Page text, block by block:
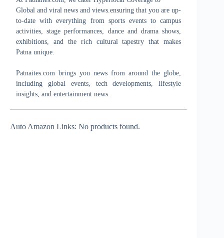
Global and viral news and views.ensuring that you are up-
to-date with everything from sports events to campus
activities, stage performances, dance and drama shows,
exhibitions, and the rich cultural tapestry that makes
Patna unique.
Patnaites.com brings you news from around the globe,
including global events, tech developments, lifestyle
insights, and entertainment news.
Auto Amazon Links: No products found.